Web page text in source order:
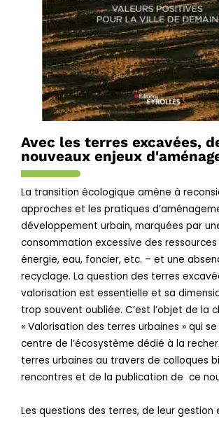
Avec les terres excavées,
nouveaux enjeux
La transition écologique amène à
approches et les pratiques
développement urbain, marquées par
consommation excessive des
énergie, eau, foncier, etc. – et une
recyclage. La question des terres
valorisation est essentielle et sa
trop souvent oubliée. C’est l’objet de la
« Valorisation des terres urbaines » qui
centre de l’écosystème dédié à la
terres urbaines au travers de colloques
rencontres et de la publication de ce
Les questions des terres, de leur gestion